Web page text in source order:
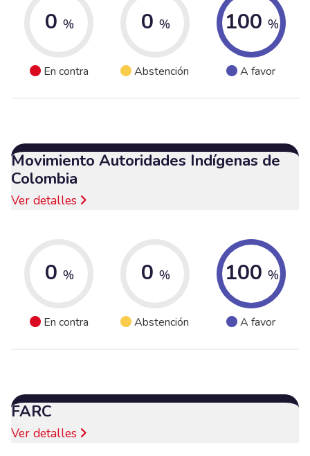
0 %
En contra
0 %
Abstención
100 %
A favor
Movimiento Autoridades Indígenas de
Colombia
Ver detalles
0 %
En contra
0 %
Abstención
100 %
A favor
FARC
Ver detalles